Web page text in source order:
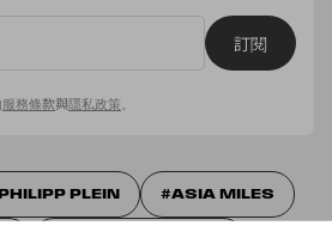
訂閱
服務條款與隱私政策
PLEIN ASIA MILES